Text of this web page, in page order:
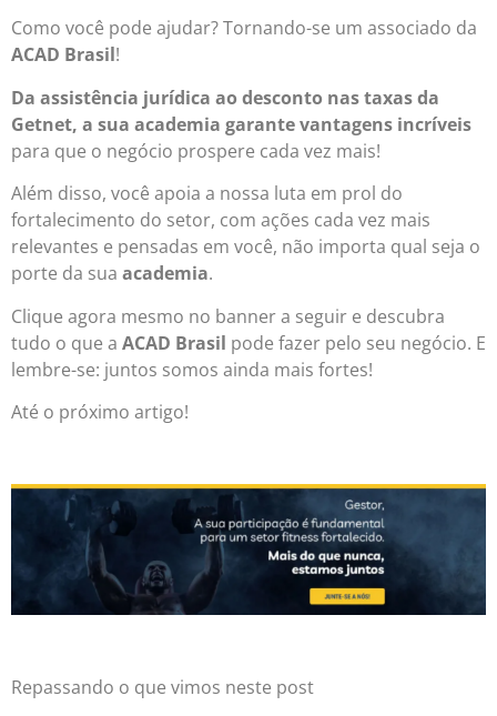
Como você pode ajudar? Tornando-se um associado da
ACAD Brasil!
Da assistência jurídica ao desconto nas taxas da
Getnet, a sua academia garante vantagens incríveis
para que o negócio prospere cada vez mais!
Além disso, você apoia a nossa luta em prol do
fortalecimento do setor, com ações cada vez mais
relevantes e pensadas em você, não importa qual seja o
porte da sua academia.
Clique agora mesmo no banner a seguir e descubra
tudo o que a ACAD Brasil pode fazer pelo seu negócio. E
lembre-se: juntos somos ainda mais fortes!
Até o próximo artigo!
Repassando o que vimos neste post